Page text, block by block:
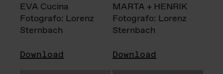
EVA Cucina
Fotografo: Lorenz
Sternbach
Download
MARTA + HENRIK
Fotografo: Lorenz
Sternbach
Download